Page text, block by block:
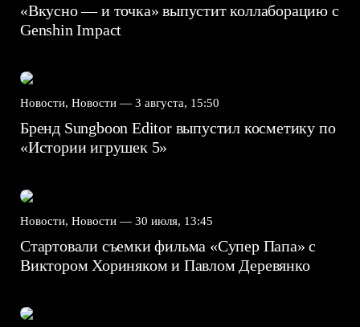
«Вкусно — и точка» выпустит коллаборацию с
Genshin Impact⁠⁠
Новости, Новости — 3 августа, 15:50
Бренд Sungboon Editor выпустил косметику по
«Истории игрушек 5»
Новости, Новости — 30 июля, 13:45
Стартовали съемки фильма «Супер Папа» с
Виктором Хориняком и Павлом Деревянко